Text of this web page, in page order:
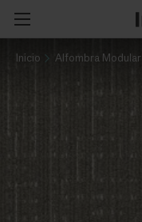
Inicio Alfombra Modular